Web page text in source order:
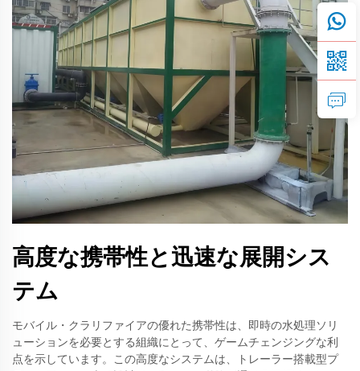
高度な携帯性と迅速な展開シス
テム
モバイル・クラリファイアの優れた携帯性は、即時の水処理ソリ
ューションを必要とする組織にとって、ゲームチェンジングな利
点を示しています。この高度なシステムは、トレーラー搭載型プ